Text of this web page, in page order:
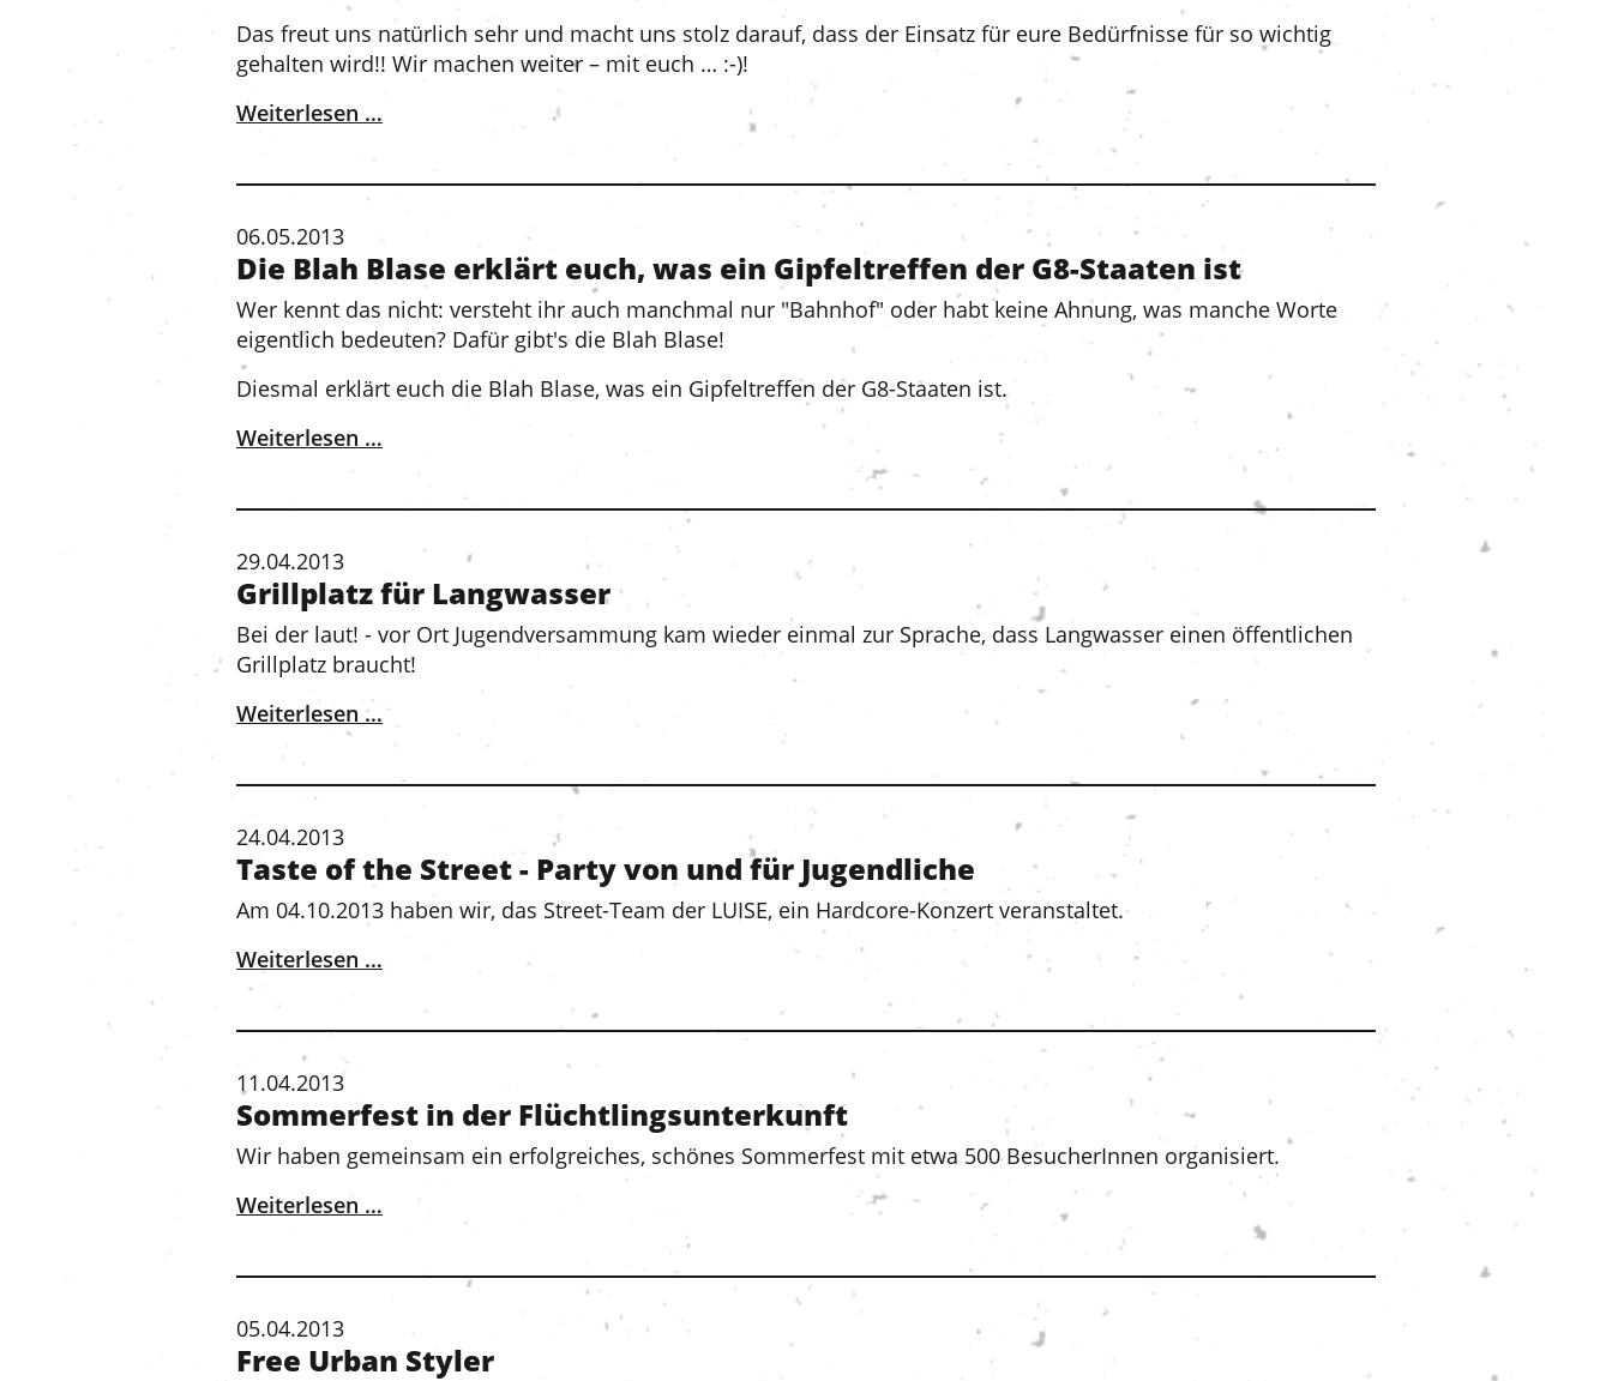
Das freut uns natürlich sehr und macht uns stolz darauf, dass der Einsatz für eure Bedürfnisse für so wichtig
gehalten wird!! Wir machen weiter – mit euch … :-)!
Weiterlesen …
06.05.2013
Die Blah Blase erklärt euch, was ein Gipfeltreffen der G8-Staaten ist
Wer kennt das nicht: versteht ihr auch manchmal nur "Bahnhof" oder habt keine Ahnung, was manche Worte
eigentlich bedeuten? Dafür gibt's die Blah Blase!
Diesmal erklärt euch die Blah Blase, was ein Gipfeltreffen der G8-Staaten ist.
Weiterlesen …
29.04.2013
Grillplatz für Langwasser
Bei der laut! - vor Ort Jugendversammung kam wieder einmal zur Sprache, dass Langwasser einen öffentlichen
Grillplatz braucht!
Weiterlesen …
24.04.2013
Taste of the Street - Party von und für Jugendliche
Am 04.10.2013 haben wir, das Street-Team der LUISE, ein Hardcore-Konzert veranstaltet.
Weiterlesen …
11.04.2013
Sommerfest in der Flüchtlingsunterkunft
Wir haben gemeinsam ein erfolgreiches, schönes Sommerfest mit etwa 500 BesucherInnen organisiert.
Weiterlesen …
05.04.2013
Free Urban Styler